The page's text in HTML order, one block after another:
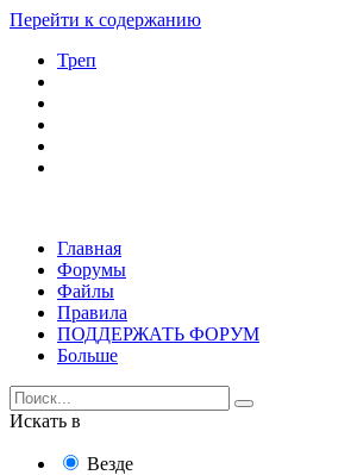
Перейти к содержанию
Треп
Главная
Форумы
Файлы
Правила
ПОДДЕРЖАТЬ ФОРУМ
Больше
Искать в
Везде